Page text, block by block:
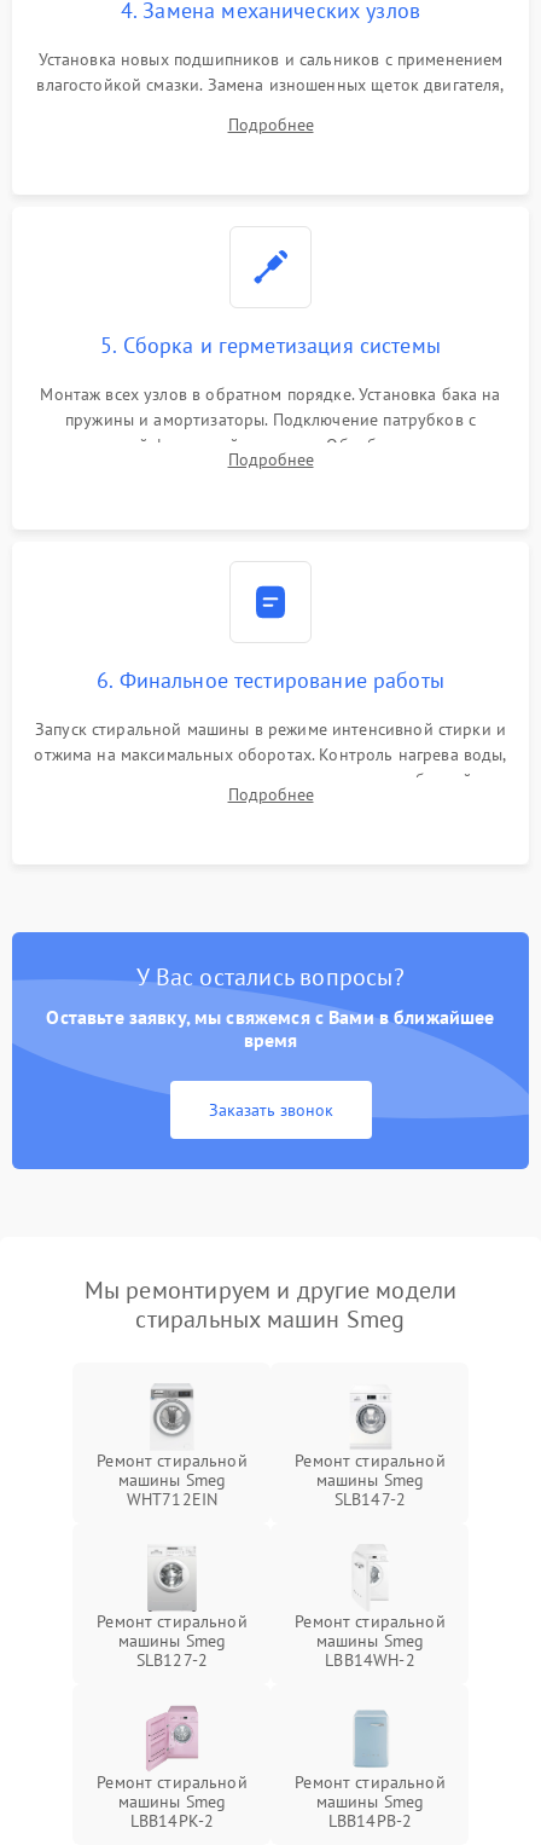
4. Замена механических узлов
Установка новых подшипников и сальников с применением
влагостойкой смазки. Замена изношенных щеток двигателя,
или поврежденной резиновой манжеты.
Подробнее
5. Сборка и герметизация системы
Монтаж всех узлов в обратном порядке. Установка бака на
пружины и амортизаторы. Подключение патрубков с
надежной фиксацией хомутами. Обработка стыков
герметиком для предотвращения возможных протечек воды.
Подробнее
6. Финальное тестирование работы
Запуск стиральной машины в режиме интенсивной стирки и
отжима на максимальных оборотах. Контроль нагрева воды,
корректности слива, отсутствия излишних вибраций,
посторонних стуков и протечек под корпусом.
Подробнее
У Вас остались вопросы?
Оставьте заявку, мы свяжемся с Вами в ближайшее
время
Заказать звонок
Мы ремонтируем и другие модели
стиральных машин Smeg
Ремонт стиральной
машины Smeg
WHT712EIN
Ремонт стиральной
машины Smeg
SLB147-2
Ремонт стиральной
машины Smeg
SLB127-2
Ремонт стиральной
машины Smeg
LBB14WH-2
Ремонт стиральной
машины Smeg
LBB14PK-2
Ремонт стиральной
машины Smeg
LBB14PB-2